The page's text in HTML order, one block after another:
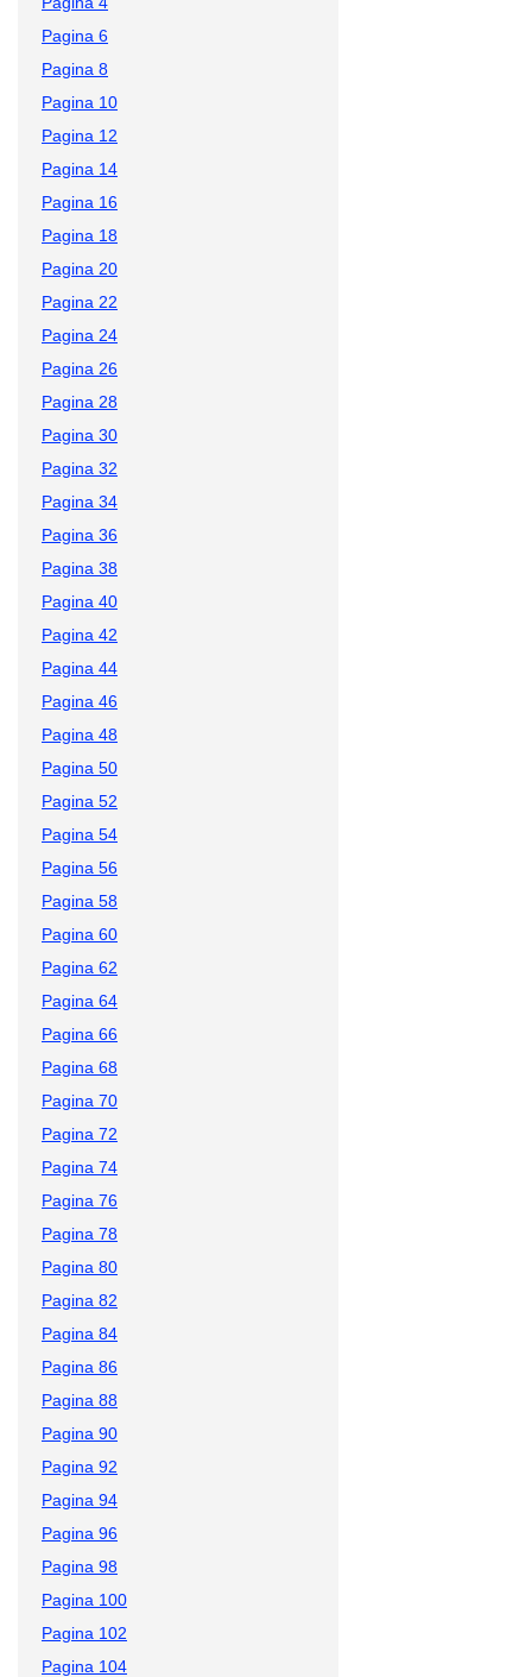
Pagina 6
Pagina 8
Pagina 10
Pagina 12
Pagina 14
Pagina 16
Pagina 18
Pagina 20
Pagina 22
Pagina 24
Pagina 26
Pagina 28
Pagina 30
Pagina 32
Pagina 34
Pagina 36
Pagina 38
Pagina 40
Pagina 42
Pagina 44
Pagina 46
Pagina 48
Pagina 50
Pagina 52
Pagina 54
Pagina 56
Pagina 58
Pagina 60
Pagina 62
Pagina 64
Pagina 66
Pagina 68
Pagina 70
Pagina 72
Pagina 74
Pagina 76
Pagina 78
Pagina 80
Pagina 82
Pagina 84
Pagina 86
Pagina 88
Pagina 90
Pagina 92
Pagina 94
Pagina 96
Pagina 98
Pagina 100
Pagina 102
Pagina 104